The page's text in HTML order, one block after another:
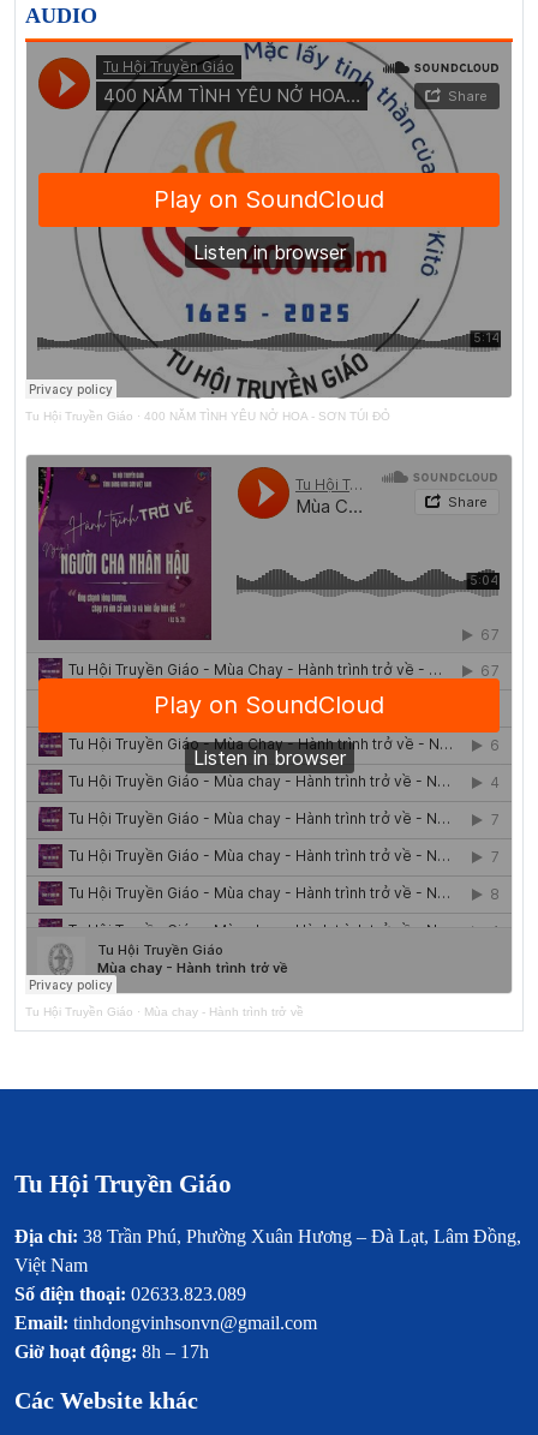
AUDIO
Tu Hội Truyền Giáo · 400 NĂM TÌNH YÊU NỞ HOA - SƠN TÚI ĐỎ
Tu Hội Truyền Giáo · Mùa chay - Hành trình trở về
Tu Hội Truyền Giáo
Địa chỉ: 38 Trần Phú, Phường Xuân Hương – Đà Lạt, Lâm Đồng,
Việt Nam
Số điện thoại: 02633.823.089
Email: tinhdongvinhsonvn@gmail.com
Giờ hoạt động: 8h – 17h
Các Website khác